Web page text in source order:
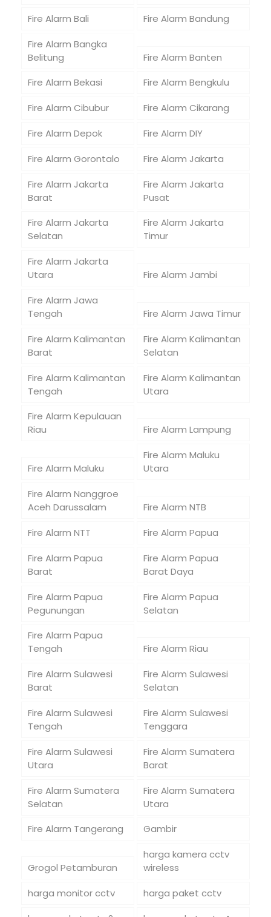
Fire Alarm Bali
Fire Alarm Bandung
Fire Alarm Bangka
Belitung
Fire Alarm Banten
Fire Alarm Bekasi
Fire Alarm Bengkulu
Fire Alarm Cibubur
Fire Alarm Cikarang
Fire Alarm Depok
Fire Alarm DIY
Fire Alarm Gorontalo
Fire Alarm Jakarta
Fire Alarm Jakarta
Barat
Fire Alarm Jakarta
Pusat
Fire Alarm Jakarta
Selatan
Fire Alarm Jakarta
Timur
Fire Alarm Jakarta
Utara
Fire Alarm Jambi
Fire Alarm Jawa
Tengah
Fire Alarm Jawa Timur
Fire Alarm Kalimantan
Barat
Fire Alarm Kalimantan
Selatan
Fire Alarm Kalimantan
Tengah
Fire Alarm Kalimantan
Utara
Fire Alarm Kepulauan
Riau
Fire Alarm Lampung
Fire Alarm Maluku
Fire Alarm Maluku
Utara
Fire Alarm Nanggroe
Aceh Darussalam
Fire Alarm NTB
Fire Alarm NTT
Fire Alarm Papua
Fire Alarm Papua
Barat
Fire Alarm Papua
Barat Daya
Fire Alarm Papua
Pegunungan
Fire Alarm Papua
Selatan
Fire Alarm Papua
Tengah
Fire Alarm Riau
Fire Alarm Sulawesi
Barat
Fire Alarm Sulawesi
Selatan
Fire Alarm Sulawesi
Tengah
Fire Alarm Sulawesi
Tenggara
Fire Alarm Sulawesi
Utara
Fire Alarm Sumatera
Barat
Fire Alarm Sumatera
Selatan
Fire Alarm Sumatera
Utara
Fire Alarm Tangerang
Gambir
Grogol Petamburan
harga kamera cctv
wireless
harga monitor cctv
harga paket cctv